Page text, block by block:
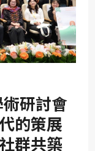
研討會
的策展
群共築